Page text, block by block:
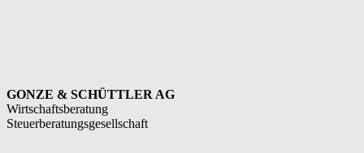
GONZE & SCHÜTTLER AG
Wirtschaftsberatung
Steuerberatungsgesellschaft